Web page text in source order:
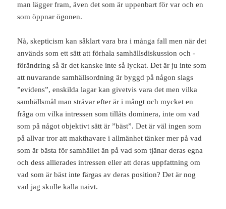
man lägger fram, även det som är uppenbart för var och en
som öppnar ögonen.
Nå, skepticism kan såklart vara bra i många fall men när det
används som ett sätt att förhala samhällsdiskussion och -
förändring så är det kanske inte så lyckat. Det är ju inte som
att nuvarande samhällsordning är byggd på någon slags
”evidens”, enskilda lagar kan givetvis vara det men vilka
samhällsmål man strävar efter är i mångt och mycket en
fråga om vilka intressen som tillåts dominera, inte om vad
som på något objektivt sätt är ”bäst”. Det är väl ingen som
på allvar tror att makthavare i allmänhet tänker mer på vad
som är bästa för samhället än på vad som tjänar deras egna
och dess allierades intressen eller att deras uppfattning om
vad som är bäst inte färgas av deras position? Det är nog
vad jag skulle kalla naivt.